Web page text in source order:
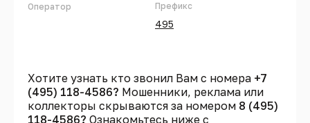
Оператор Префикс
495
Хотите узнать кто звонил Вам с номера +7
(495) 118-4586? Мошенники, реклама или
коллекторы скрываются за номером 8 (495)
118-4586? Ознакомьтесь ниже с